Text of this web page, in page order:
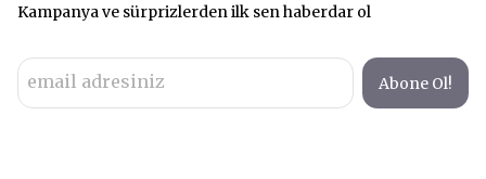
Kampanya ve sürprizlerden ilk sen haberdar ol
Abone Ol!